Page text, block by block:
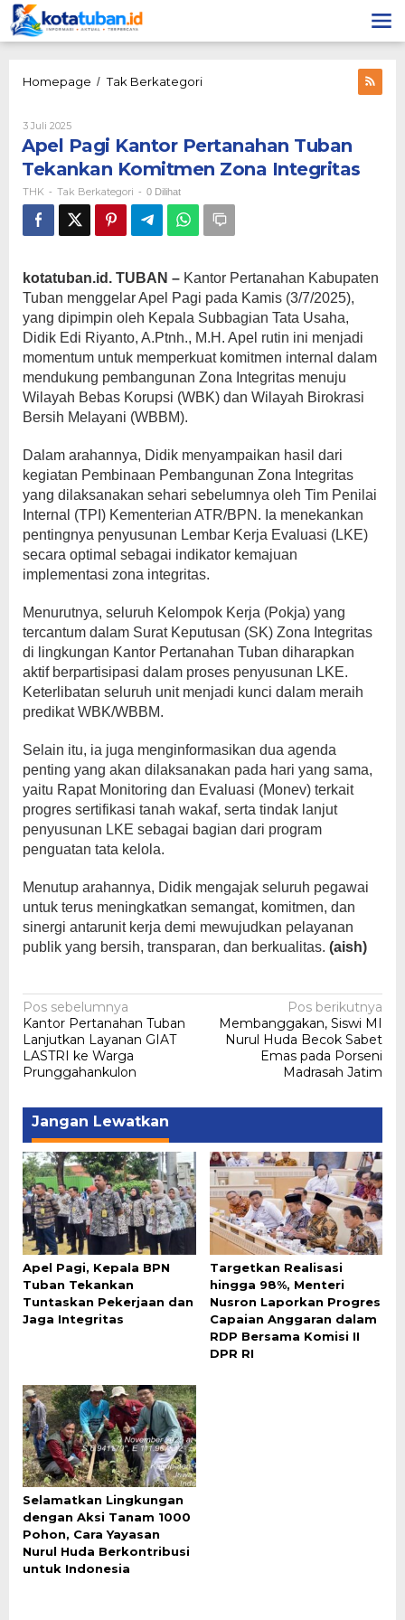
Lewati
ke
konten
Homepage / Tak BerkategoriApel
Tuban
Tekankan
Komitmen
Integritas
3 Juli 2025Oleh
THK
Apel Pagi Kantor Pertanahan Tuban
Tekankan Komitmen Zona Integritas
THK - Tak Berkategori - 0 Dilihat
kotatuban.id. TUBAN – Kantor Pertanahan Kabupaten
Tuban menggelar Apel Pagi pada Kamis (3/7/2025),
yang dipimpin oleh Kepala Subbagian Tata Usaha,
Didik Edi Riyanto, A.Ptnh., M.H. Apel rutin ini menjadi
momentum untuk memperkuat komitmen internal dalam
mendukung pembangunan Zona Integritas menuju
Wilayah Bebas Korupsi (WBK) dan Wilayah Birokrasi
Bersih Melayani (WBBM).
Dalam arahannya, Didik menyampaikan hasil dari
kegiatan Pembinaan Pembangunan Zona Integritas
yang dilaksanakan sehari sebelumnya oleh Tim Penilai
Internal (TPI) Kementerian ATR/BPN. Ia menekankan
pentingnya penyusunan Lembar Kerja Evaluasi (LKE)
secara optimal sebagai indikator kemajuan
implementasi zona integritas.
Menurutnya, seluruh Kelompok Kerja (Pokja) yang
tercantum dalam Surat Keputusan (SK) Zona Integritas
di lingkungan Kantor Pertanahan Tuban diharapkan
aktif berpartisipasi dalam proses penyusunan LKE.
Keterlibatan seluruh unit menjadi kunci dalam meraih
predikat WBK/WBBM.
Selain itu, ia juga menginformasikan dua agenda
penting yang akan dilaksanakan pada hari yang sama,
yaitu Rapat Monitoring dan Evaluasi (Monev) terkait
progres sertifikasi tanah wakaf, serta tindak lanjut
penyusunan LKE sebagai bagian dari program
penguatan tata kelola.
Menutup arahannya, Didik mengajak seluruh pegawai
untuk terus meningkatkan semangat, komitmen, dan
sinergi antarunit kerja demi mewujudkan pelayanan
publik yang bersih, transparan, dan berkualitas. (aish)
Navigasi
pos
Pos sebelumnya
Kantor Pertanahan Tuban
Lanjutkan Layanan GIAT
LASTRI ke Warga
Prunggahankulon
Pos berikutnya
Membanggakan, Siswi MI
Nurul Huda Becok Sabet
Emas pada Porseni
Madrasah Jatim
Jangan Lewatkan
Apel Pagi, Kepala BPN
Tuban Tekankan
Tuntaskan Pekerjaan dan
Jaga Integritas
Targetkan Realisasi
hingga 98%, Menteri
Nusron Laporkan Progres
Capaian Anggaran dalam
RDP Bersama Komisi II
DPR RI
Selamatkan Lingkungan
dengan Aksi Tanam 1000
Pohon, Cara Yayasan
Nurul Huda Berkontribusi
untuk Indonesia